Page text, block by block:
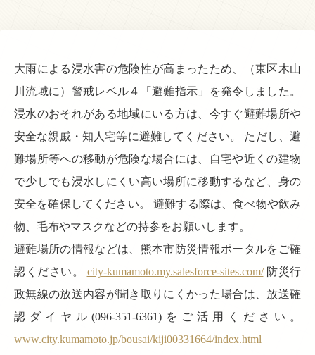
大雨による浸水害の危険性が高まったため、（東区木山
川流域に）警戒レベル４「避難指示」を発令しました。
浸水のおそれがある地域にいる方は、今すぐ避難場所や
安全な親戚・知人宅等に避難してください。 ただし、避
難場所等への移動が危険な場合には、自宅や近くの建物
で少しでも浸水しにくい高い場所に移動するなど、身の
安全を確保してください。 避難する際は、食べ物や飲み
物、毛布やマスクなどの持参をお願いします。
避難場所の情報などは、熊本市防災情報ポータルをご確
認ください。 city-kumamoto.my.salesforce-sites.com/防災行
政無線の放送内容が聞き取りにくかった場合は、放送確
認ダイヤル(096-351-6361)をご活用ください。
www.city.kumamoto.jp/bousai/kiji00331664/index.html